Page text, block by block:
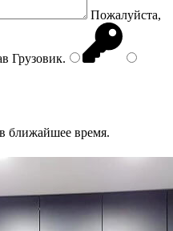
Пожалуйста,
Грузовик.
ближайшее время.